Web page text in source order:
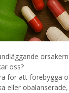
oss?
för att förebygga
eller